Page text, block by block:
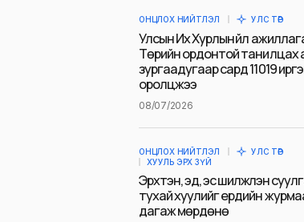
ОНЦЛОХ НИЙТЛЭЛ УЛС ТӨР
Улсын Их Хурлын үйл
Төрийн ордонтой танилцах
зургаадугаар сард 11019
оролцжээ
08/07/2026
ОНЦЛОХ НИЙТЛЭЛ
УЛС ТӨР
ХУУЛЬ ЭРХ ЗҮЙ
Эрхтэн, эд, эс шилжүүлэн
тухай хуулийг ердийн
дагаж мөрдөнө